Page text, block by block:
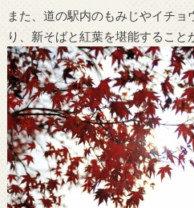
また、道の駅内のもみじやイチ
り、新そばと紅葉を堪能すること